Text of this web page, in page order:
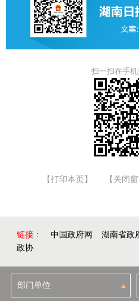
扫一扫在手
【打印本页】 【关闭窗
链接： 中国政府网 湖南省政
政协